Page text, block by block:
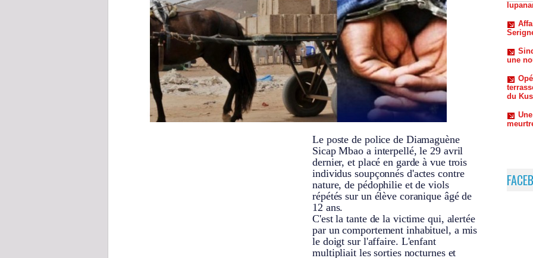
Le poste de police de Diamaguène
Sicap Mbao a interpellé, le 29 avril
dernier, et placé en garde à vue trois
individus soupçonnés d'actes contre
nature, de pédophilie et de viols
répétés sur un élève coranique âgé de
12 ans.
C'est la tante de la victime qui, alertée
par un comportement inhabituel, a mis
le doigt sur l'affaire. L'enfant
multipliait les sorties nocturnes et
une